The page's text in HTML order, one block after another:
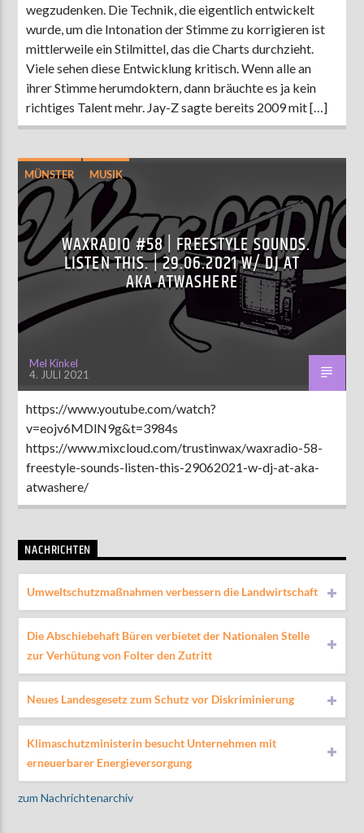
wegzudenken. Die Technik, die eigentlich entwickelt
wurde, um die Intonation der Stimme zu korrigieren ist
mittlerweile ein Stilmittel, das die Charts durchzieht.
Viele sehen diese Entwicklung kritisch. Wenn alle an
ihrer Stimme herumdoktern, dann bräuchte es ja kein
richtiges Talent mehr. Jay-Z sagte bereits 2009 mit […]
MÜNSTER MUSIK
WAXRADIO #58 | FREESTYLE SOUNDS.
LISTEN THIS. | 29.06.2021 W/ DJ AT
AKA ATWASHERE
Mel Kinkel
4. JULI 2021
https://www.youtube.com/watch?
v=eojv6MDlN9g&t=3984s
https://www.mixcloud.com/trustinwax/waxradio-58-
freestyle-sounds-listen-this-29062021-w-dj-at-aka-
atwashere/
NACHRICHTEN
Umweltschutzmaßnahmen verbessern die Landwirtschaft
Die Abschiebehaft Büren verbietet der Nationalen Stelle
zur Verhütung von Folter den Zutritt
Neues Landesgesetz zum Schutz vor Diskriminierung
Klimaschutzministerin besucht Unternehmen mit
erneuerbarer Energieversorgung
zum Nachrichtenarchiv